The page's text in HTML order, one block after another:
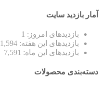
آمار بازدید سایت
بازدیدهای امروز: 1
بازدیدهای این هفته: 1,594
بازدیدهای این ماه: 7,591
دسته‌بندی محصولات